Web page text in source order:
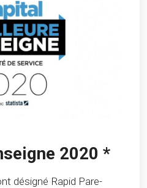
2020 *
désigné Rapid Pare-